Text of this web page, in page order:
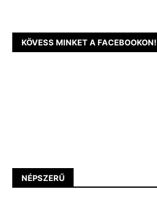
KÖVESS MINKET A FACEBOOKON!
NÉPSZERŰ